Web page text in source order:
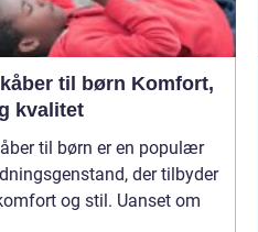
til børn Komfort,
kvalitet
til børn er en populær
der tilbyder
og stil. Uanset om